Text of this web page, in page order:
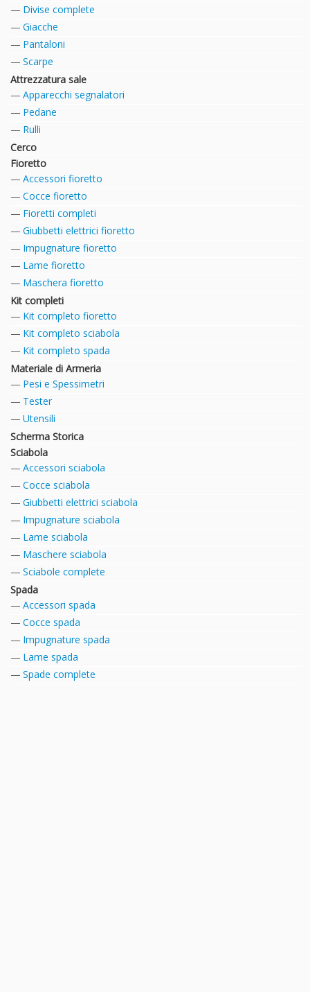
Divise complete
Giacche
Pantaloni
Scarpe
Attrezzatura sale
Apparecchi segnalatori
Pedane
Rulli
Cerco
Fioretto
Accessori fioretto
Cocce fioretto
Fioretti completi
Giubbetti elettrici fioretto
Impugnature fioretto
Lame fioretto
Maschera fioretto
Kit completi
Kit completo fioretto
Kit completo sciabola
Kit completo spada
Materiale di Armeria
Pesi e Spessimetri
Tester
Utensili
Scherma Storica
Sciabola
Accessori sciabola
Cocce sciabola
Giubbetti elettrici sciabola
Impugnature sciabola
Lame sciabola
Maschere sciabola
Sciabole complete
Spada
Accessori spada
Cocce spada
Impugnature spada
Lame spada
Spade complete